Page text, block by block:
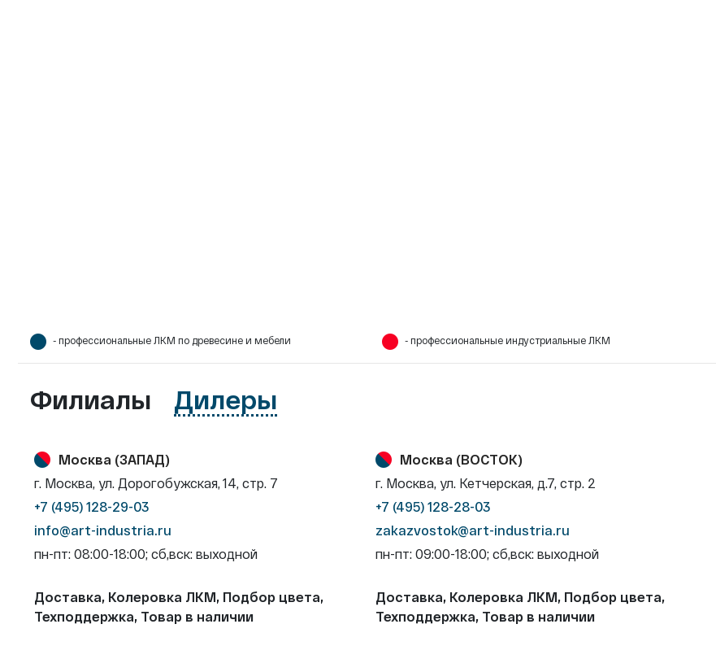
- профессиональные ЛКМ по древесине и мебели - профессиональные индустриальные ЛКМ
Филиалы Дилеры
Москва (ЗАПАД)
г. Москва, ул. Дорогобужская, 14, стр. 7
+7 (495) 128-29-03
info@art-industria.ru
пн-пт: 08:00-18:00; сб,вск: выходной
Доставка, Колеровка ЛКМ, Подбор цвета,
Техподдержка, Товар в наличии
Москва (ВОСТОК)
г. Москва, ул. Кетчерская, д.7, стр. 2
+7 (495) 128-28-03
zakazvostok@art-industria.ru
пн-пт: 09:00-18:00; сб,вск: выходной
Доставка, Колеровка ЛКМ, Подбор цвета,
Техподдержка, Товар в наличии